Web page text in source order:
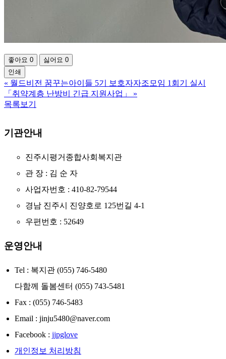
좋아요 0 싫어요 0
인쇄
« 월드비전 꿈꾸는아이들 5기 보호자자조모임 1회기 실시
「취약계층 난방비 긴급 지원사업」
»
목록보기
기관안내
진주시평거종합사회복지관
관 장 : 김 순 자
사업자번호 : 410-82-79544
경남 진주시 진양호로 125번길 4-1
우편번호 : 52649
운영안내
Tel : 복지관 (055) 746-5480
다함께 돌봄센터 (055) 743-5481
Fax : (055) 746-5483
Email : jinju5480@naver.com
Facebook : jjpglove
개인정보 처리방침